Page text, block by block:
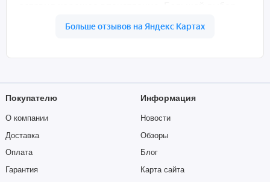
Покупателю
О компании
Доставка
Оплата
Гарантия
Информация
Новости
Обзоры
Блог
Карта сайта